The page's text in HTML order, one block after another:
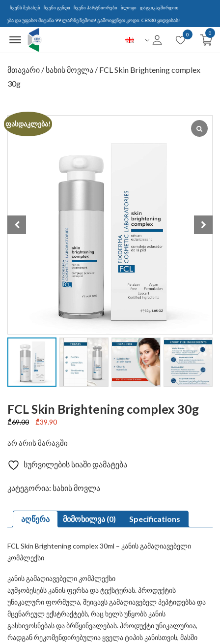
ჩვენს შესახებ ჩვენი გუნდი ჩვენი პარტნიორები ბლოგი დაგვიკავშირდით
და უფასო მიტანა 99 ლარზე ზემოთ! გამოიყენეთ კოდი: CBS30 ყიდვისას!
Menu Open 0 0
მთავარი / სახის მოვლა / FCL Skin Brightening complex
30g
ფასდაკლება!
FCL Skin Brightening complex 30g
₾69.00
Original
was:
₾39.90Current
is:
არ არის მარაგში
სურვილების სიაში დამატება
კატეგორია: სახის მოვლა
აღწერა მიმოხილვა (0) Specifications
FCL Skin Brightening complex 30ml – კანის გამაღიავებელი
კომპლექსი
კანის გამაღიავებელი კომპლექსი
აუმჯობესებს კანის ფერსა და ტექსტურას. პროდუქტის
უნიკალური ფორმულა, შეიცავს გამაღიავებელ პეპტიდებსა და
მცენარეულ ექსტრაქტებს, რაც ხელს უწყობს კანის
გასხივოსნებას და ბრწყინვალებას. პროდუქტი უნიკალურია,
რადგან რეკომენდირებულია ყველა ტიპის კანისთვის, მასში